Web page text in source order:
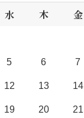
水 木 金
5 6 7
12 13 14
19 20 21